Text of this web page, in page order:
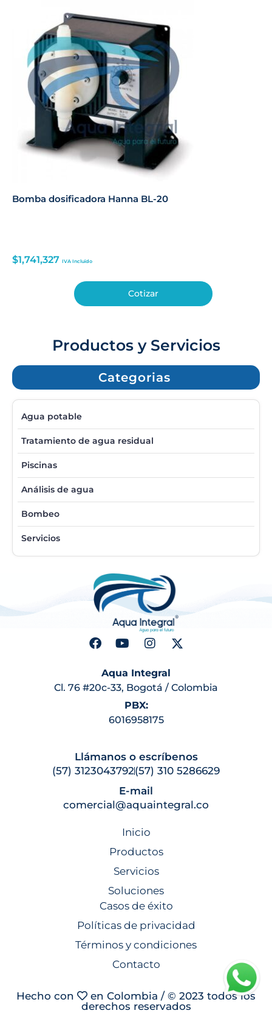
Bomba dosificadora Hanna BL-20
$1,741,327 IVA Incluido
Cotizar
Productos y Servicios
Categorias
Agua potable
Tratamiento de agua residual
Piscinas
Análisis de agua
Bombeo
Servicios
Aqua Integral
Cl. 76 #20c-33, Bogotá / Colombia
PBX:
6016958175
Llámanos o escríbenos
(57) 3123043792(57) 310 5286629
E-mail
comercial@aquaintegral.co
Inicio
Productos
Servicios
Soluciones
Casos de éxito
Políticas de privacidad
Términos y condiciones
Contacto
Hecho con
en Colombia / © 2023 todos los
derechos reservados